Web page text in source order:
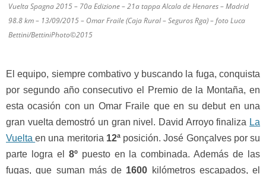
Vuelta Spagna 2015 – 70a Edizione – 21a tappa Alcala de Henares – Madrid
98.8 km – 13/09/2015 – Omar Fraile (Caja Rural – Seguros Rga) – foto Luca
Bettini/BettiniPhoto©2015
El equipo, siempre combativo y buscando la fuga, conquista
por segundo año consecutivo el Premio de la Montaña, en
esta ocasión con un Omar Fraile que en su debut en una
gran vuelta demostró un gran nivel. David Arroyo finaliza La
Vueltaen una meritoria 12ªposición. José Gonçalves por su
parte logra el 8ºpuesto en la combinada. Además de las
fugas, que suman más de 1600 kilómetros escapados, el